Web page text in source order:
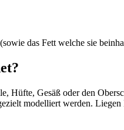
das Fett welche sie
Hüfte, Gesäß oder den
modelliert werden.